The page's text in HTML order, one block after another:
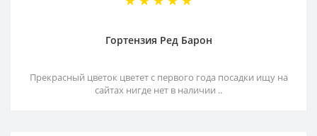
Гортензия Ред Барон
Прекрасный цветок цветет с первого года посадки ищу на
сайтах нигде нет в наличии ..